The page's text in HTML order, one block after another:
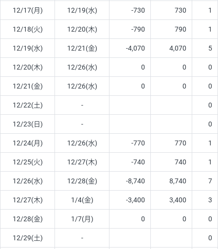
12/17(月) 12/19(水) -730 730 1
12/18(火) 12/20(木) -790 790 1
12/19(水) 12/21(金) -4,070 4,070 5
12/20(木) 12/26(水) 0 0 0
12/21(金) 12/26(水) 0 0 0
12/22(土) - 0
12/23(日) - 0
12/24(月) 12/26(水) -770 770 1
12/25(火) 12/27(木) -740 740 1
12/26(水) 12/28(金) -8,740 8,740 7
12/27(木) 1/4(金) -3,400 3,400 3
12/28(金) 1/7(月) 0 0 0
12/29(土) - 0